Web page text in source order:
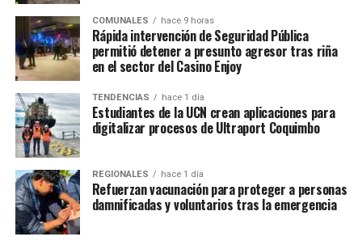
COMUNALES hace 9 horas
Rápida intervención de Seguridad Pública
permitió detener a presunto agresor tras riña
en el sector del Casino Enjoy
TENDENCIAS hace 1 día
Estudiantes de la UCN crean aplicaciones para
digitalizar procesos de Ultraport Coquimbo
REGIONALES hace 1 día
Refuerzan vacunación para proteger a personas
damnificadas y voluntarios tras la emergencia